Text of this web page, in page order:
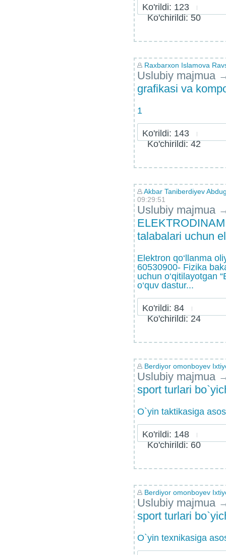
Ko'rildi: 123
Ko'chirildi: 50
Raxbarxon Islamova
Uslubiy majmua
grafikasi va
1
Ko'rildi: 143
Ko'chirildi: 42
Akbar Taniberdiyev
09:29:51
Uslubiy majmua
talabalari uchun
Elektron qo‘llanma
60530900- Fizika
uchun o‘qitilayotgan
o‘quv dastur...
Ko'rildi: 84
Ko'chirildi: 24
Berdiyor omonboyev
Uslubiy majmua
sport turlari
O`yin taktikasiga
Ko'rildi: 148
Ko'chirildi: 60
Berdiyor omonboyev
Uslubiy majmua
sport turlari
O`yin texnikasiga